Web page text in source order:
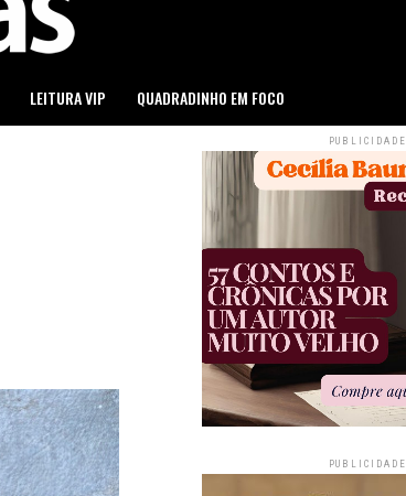
LEITURA VIP QUADRADINHO EM FOCO
PUBLICIDADE
PUBLICIDADE